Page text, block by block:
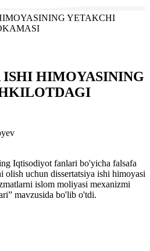
ISHI HIMOYASINING
Iqtisodiyot fanlari bo'yicha falsafa
uchun dissertatsiya ishi himoyasi
islom moliyasi mexanizmi
mavzusida bo'lib o'tdi.